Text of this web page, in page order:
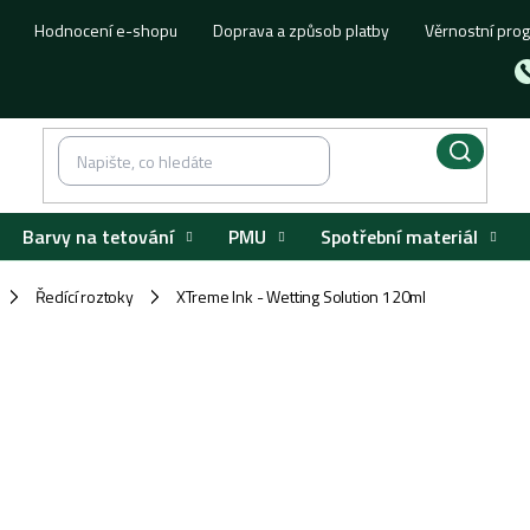
Hodnocení e-shopu Doprava a způsob platby Věrnostní
Barvy na tetování PMU Spotřební materiál
/ Ředící roztoky / XTreme Ink - Wetting Solution 120ml